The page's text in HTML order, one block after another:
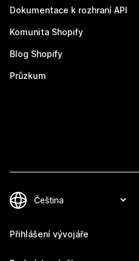
Dokumentace k rozhraní API
Komunita Shopify
Blog Shopify
Průzkum
Přihlášení vývojáře